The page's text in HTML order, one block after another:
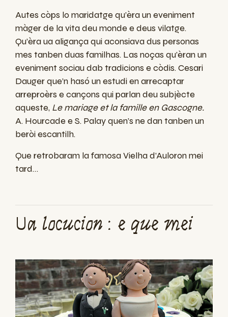
Autes còps lo maridatge qu’èra un eveniment
màger de la vita deu monde e deus vilatge.
Qu’èra ua aligança qui aconsiava dus personas
mes tanben duas familhas. Las noças qu’èran un
eveniment sociau dab tradicions e còdis. Cesari
Dauger que’n hasó un estudi en arrecaptar
arreproèrs e cançons qui parlan deu subjècte
aqueste, Le mariage et la famille en Gascogne.
A. Hourcade e S. Palay quen’s ne dan tanben un
beròi escantilh.
Que retrobaram la famosa Vielha d’Auloron mei
tard…
Ua locucion : e que mei